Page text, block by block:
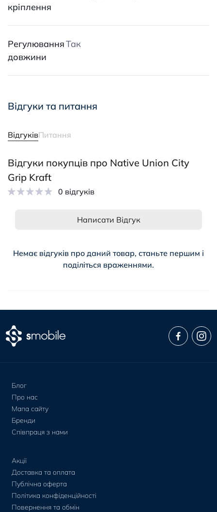
кріплення
Регулювання
довжини
Так
Відгуки та питання
ВідгуківПитання
Відгуки покупців про Native Union City
Grip Kraft
0 відгуків
Написати Відгук
Немає відгуків про даний товар, станьте першим і
поділіться враженнями.
Блог
Про нас
Мапа сайту
Бренди
Співпраця з нами
Акції
Доставка та оплата
Публічна оферта
Політика конфіденційності
Повернення та обмін